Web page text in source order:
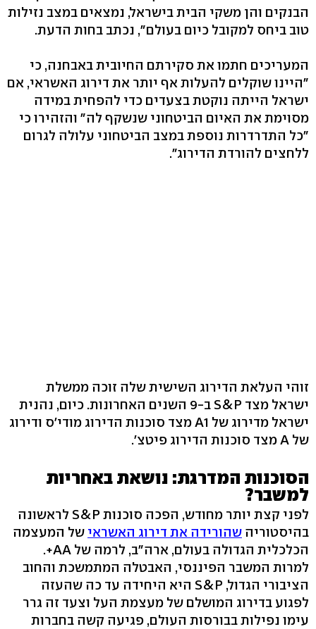
הבנקים והן משקי הבית בישראל, נמצאים במצב נזילות
טוב ביחס למקובל כיום בעולם", נכתב בחות הדעת.
המעריכים חתמו את סקירתם החיובית באבחנה, כי
"היינו שוקלים להעלות אף יותר את דירוג האשראי, אם
ישראל הייתה נוקטת בצעדים כדי להפחית במידה
מסוימת את האיום הביטחוני שנשקף לה" והזהירו כי
"כל התדרדרות נוספת במצב הביטחוני עלולה לגרום
ללחצים להורדת הדירוג".
זוהי העלאת הדירוג השישית שלה זוכה ממשלת
ישראל מצד S&P ב-9 השנים האחרונות. כיום, נהנית
ישראל מדירוג של A1 מצד סוכנות הדירוג מודי'ס ודירוג
של A מצד סוכנות הדירוג פיטצ'.
הסוכנות המדרגת: נושאת באחריות
למשבר?
לפני קצת יותר מחודש, הפכה סוכנות S&P לראשונה
בהיסטוריה שהורידה את דירוג האשראי של המעצמה
הכלכלית הגדולה בעולם, ארה"ב, לרמה של AA+.
למרות המשבר הפיננסי, האבטלה המתמשכת והחוב
הציבורי הגדול, S&P היא היחידה עד כה שהעזה
לפגוע בדירוג המושלם של מעצמת העל וצעד זה גרר
עימו נפילות בבורסות העולם, פגיעה קשה בחברות